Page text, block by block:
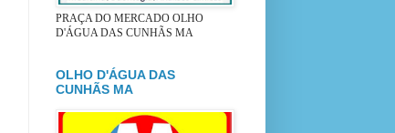
PRAÇA DO MERCADO OLHO
D'ÁGUA DAS CUNHÃS MA
OLHO D'ÁGUA DAS
CUNHÃS MA